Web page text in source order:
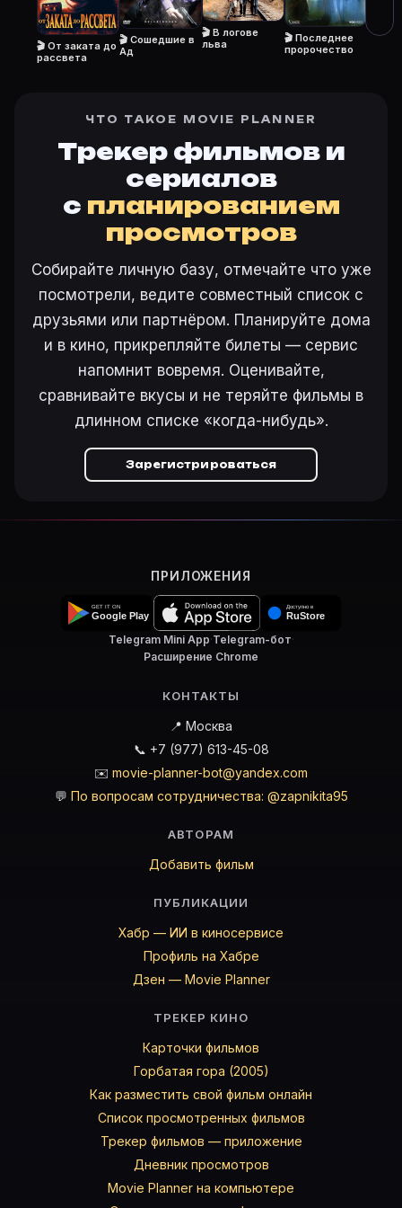
Как добавить «Дьявольское логово» в свой список
Откройте «Дьявольское логово (2006)» на Movie
Как поставить напоминание о премьере
Ещё на Movie Planner
Интересные факты о фильмах ·Как вести watchlist
Другие карточки: Горбатая гора (2005)·
Войти в кабинет— сохранить «Дьявольское
🎬 От заката до
рассвета
🎬 Сошедшие в
Ад
🎬 В логове
льва
🎬 Последнее
пророчество
ЧТО ТАКОЕ MOVIE PLANNER
Трекер фильмов и
сериалов
с планированием
просмотров
Собирайте личную базу, отмечайте что уже
посмотрели, ведите совместный список с
друзьями или партнёром. Планируйте дома
и в кино, прикрепляйте билеты — сервис
напомнит вовремя. Оценивайте,
сравнивайте вкусы и не теряйте фильмы в
длинном списке «когда-нибудь».
Зарегистрироваться
ПРИЛОЖЕНИЯ
Telegram Mini App·Telegram-бот·
Расширение Chrome
КОНТАКТЫ
📍 Москва
📞 +7 (977) 613-45-08
✉️ movie-planner-bot@yandex.com
💬 По вопросам сотрудничества: @zapnikita95
АВТОРАМ
Добавить фильм
ПУБЛИКАЦИИ
Хабр — ИИ в киносервисе
Профиль на Хабре
Дзен — Movie Planner
ТРЕКЕР КИНО
Карточки фильмов
Горбатая гора (2005)
Как разместить свой фильм онлайн
Список просмотренных фильмов
Трекер фильмов — приложение
Дневник просмотров
Movie Planner на компьютере